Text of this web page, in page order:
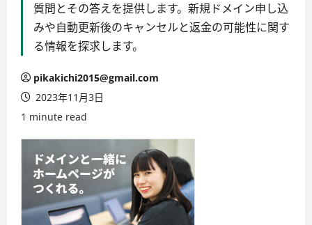
質問とその答えを提供します。新規ドメイン申し込
みや自動更新後のキャンセルと返金の可能性に関す
る情報を探求します。
pikakichi2015@gmail.com
2023年11月3日
1 minute read